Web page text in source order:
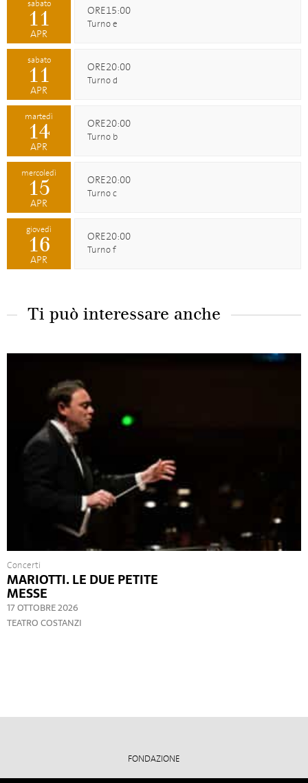
sabato
11
APR
ORE15:00
Turno e
sabato
11
APR
ORE20:00
Turno d
martedì
14
APR
ORE20:00
Turno b
mercoledì
15
APR
ORE20:00
Turno c
giovedì
16
APR
ORE20:00
Turno f
Ti può interessare anche
Concerti
MARIOTTI. LE DUE PETITE
MESSE
17 OTTOBRE 2026
TEATRO COSTANZI
FONDAZIONE